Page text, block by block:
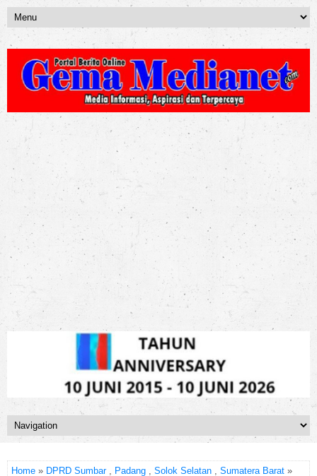
Home » DPRD Sumbar, Padang , Solok Selatan , Sumatera Barat »